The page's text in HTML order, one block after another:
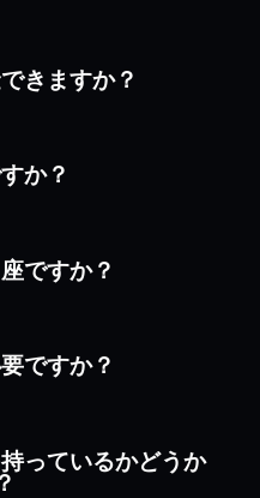
きますか？
か？
ですか？
ですか？
っているかどうか